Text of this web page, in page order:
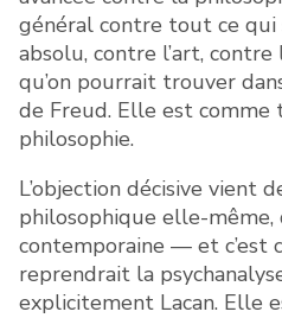
général contre tout ce qui
absolu, contre l’art, contre
qu’on pourrait trouver
de Freud. Elle est
philosophie.
L’objection décisive vient
philosophique elle-
contemporaine — et c’est
reprendrait la
explicitement Lacan. Elle